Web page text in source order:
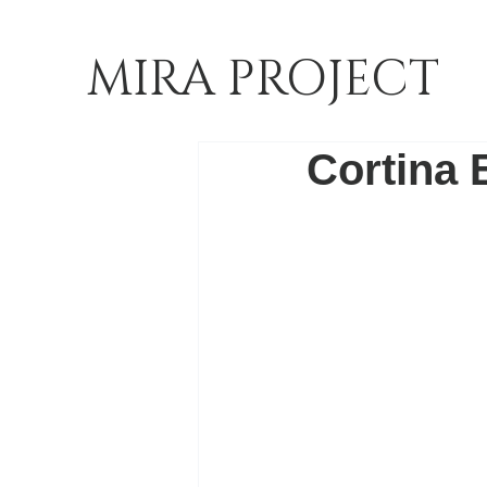
MIRA PROJECT
Cortina